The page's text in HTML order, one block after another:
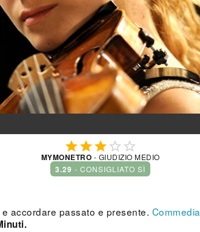
  
MYMONETRO - GIUDIZIO MEDIO
3.29 - CONSIGLIATO SÌ
accordare passato e presente. Commedia